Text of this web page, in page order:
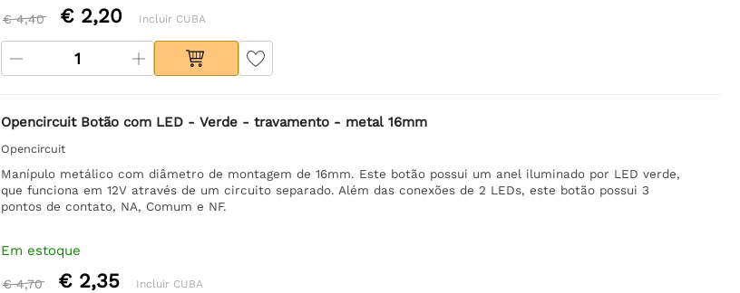
€ 4,40 € 2,20 Incluir CUBA
Opencircuit Botão com LED - Verde - travamento - metal 16mm
Opencircuit
Manípulo metálico com diâmetro de montagem de 16mm. Este botão possui um anel iluminado por LED verde,
que funciona em 12V através de um circuito separado. Além das conexões de 2 LEDs, este botão possui 3
pontos de contato, NA, Comum e NF.
Em estoque
€ 4,70 € 2,35 Incluir CUBA